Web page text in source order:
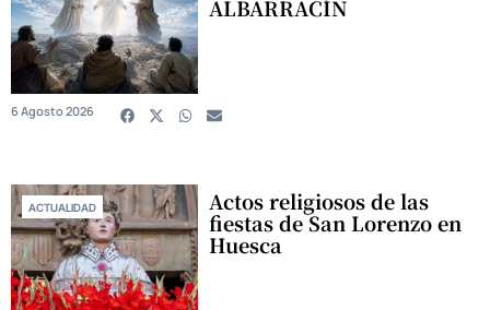
ALBARRACÍN
6 Agosto 2026
ACTUALIDAD Actos religiosos de las
fiestas de San Lorenzo en
Huesca